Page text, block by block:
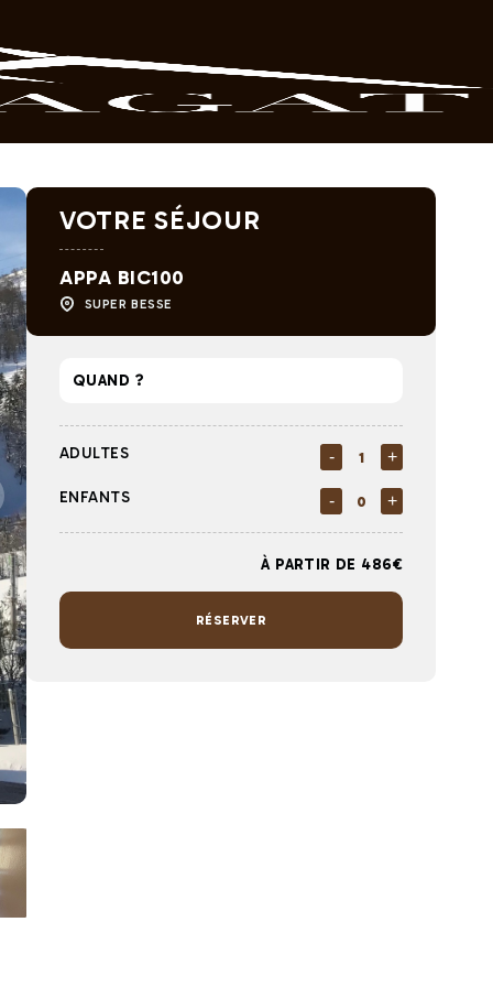
VOTRE SÉJOUR
APPA BIC100
SUPER BESSE
ADULTES - +
ENFANTS - +
À PARTIR DE 486€
RÉSERVER